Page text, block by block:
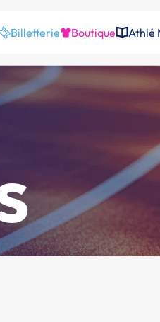
Billetterie Boutique Athlé